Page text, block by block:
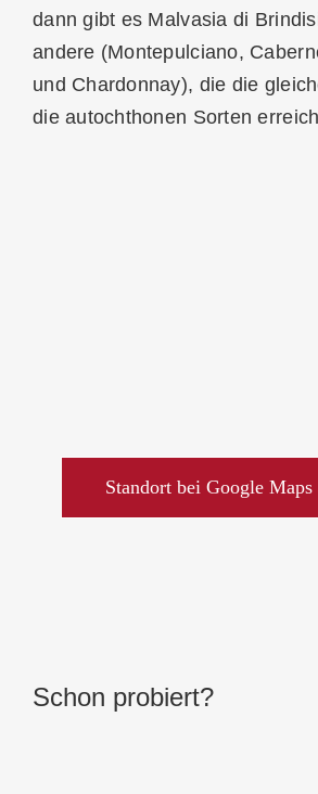
dann gibt es Malvasia di
andere (Montepulciano,
und Chardonnay), die die
die autochthonen Sorten
Standort bei Google Maps
Schon probiert?